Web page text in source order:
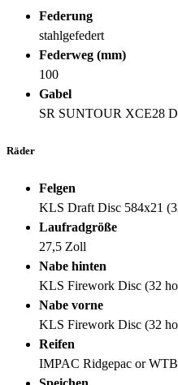
Federung
stahlgefedert
Federweg (mm)
100
Gabel
SR SUNTOUR XCE28
Räder
Felgen
KLS Draft Disc 584x21
Laufradgröße
27,5 Zoll
Nabe hinten
KLS Firework Disc (32
Nabe vorne
KLS Firework Disc (32
Reifen
IMPAC Ridgepac or